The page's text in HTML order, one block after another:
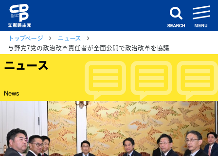
search
トップページ
ニュース
与野党7党の政治改革責任者が全面公開で政治改革を協議
ニュース
News